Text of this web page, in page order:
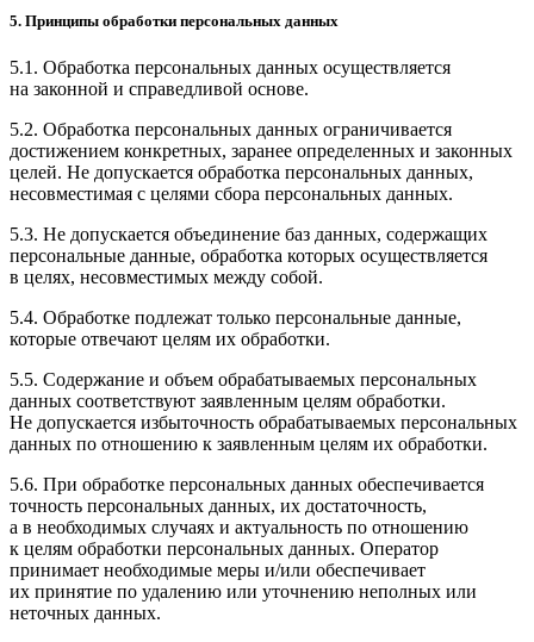
5. Принципы обработки персональных данных
5.1. Обработка персональных данных осуществляется
на законной и справедливой основе.
5.2. Обработка персональных данных ограничивается
достижением конкретных, заранее определенных и законных
целей. Не допускается обработка персональных данных,
несовместимая с целями сбора персональных данных.
5.3. Не допускается объединение баз данных, содержащих
персональные данные, обработка которых осуществляется
в целях, несовместимых между собой.
5.4. Обработке подлежат только персональные данные,
которые отвечают целям их обработки.
5.5. Содержание и объем обрабатываемых персональных
данных соответствуют заявленным целям обработки.
Не допускается избыточность обрабатываемых персональных
данных по отношению к заявленным целям их обработки.
5.6. При обработке персональных данных обеспечивается
точность персональных данных, их достаточность,
а в необходимых случаях и актуальность по отношению
к целям обработки персональных данных. Оператор
принимает необходимые меры и/или обеспечивает
их принятие по удалению или уточнению неполных или
неточных данных.